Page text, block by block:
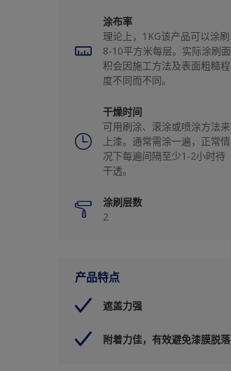
涂布率
理论上，1KG该产品可以涂刷
8-10平方米每层。实际涂刷面
积会因施工方法及表面粗糙程
度不同而不同。
干燥时间
可用刷涂、滚涂或喷涂方法来
上漆。通常需涂一遍，正常情
况下每遍间隔至少1-2小时待
干透。
涂刷层数
2
产品特点
遮盖力强
附着力佳，有效避免漆膜脱落